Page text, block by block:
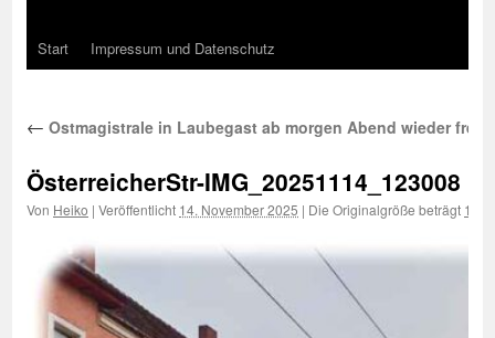
Start Impressum und Datenschutz
← Ostmagistrale in Laubegast ab morgen Abend wieder frei
ÖsterreicherStr-IMG_20251114_123008
Von Heiko | Veröffentlicht 14. November 2025 | Die Originalgröße beträgt